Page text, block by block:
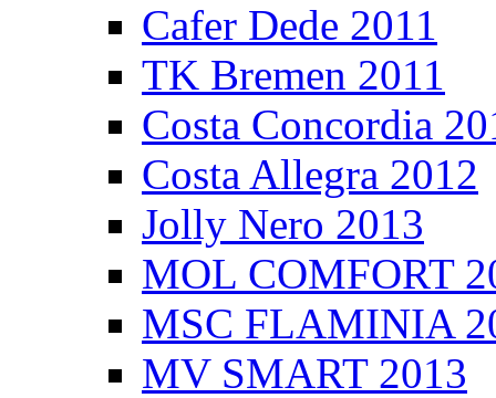
Cafer Dede 2011
TK Bremen 2011
Costa Concordia
Costa Allegra 2012
Jolly Nero 2013
MOL COMFORT
MSC FLAMINIA
MV SMART 2013